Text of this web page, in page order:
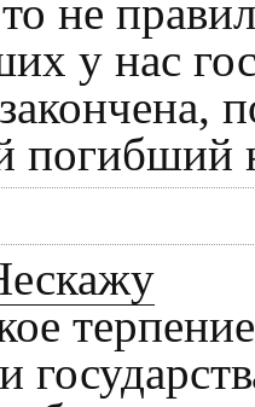
не
у нас
погибший